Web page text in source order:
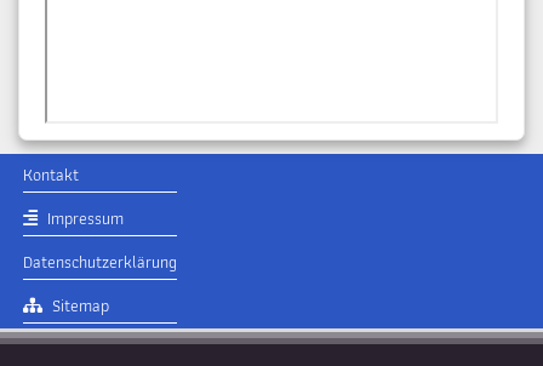
Kontakt
Impressum
Datenschutzerklärung
Sitemap